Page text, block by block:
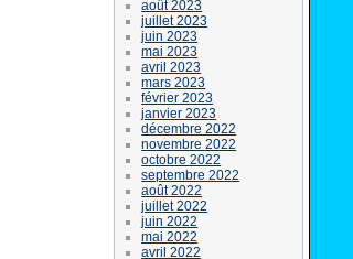
août 2023
juillet 2023
juin 2023
mai 2023
avril 2023
mars 2023
février 2023
janvier 2023
décembre 2022
novembre 2022
octobre 2022
septembre 2022
août 2022
juillet 2022
juin 2022
mai 2022
avril 2022